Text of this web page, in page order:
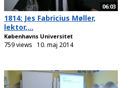
06:03
1814: Jes Fabricius Møller,
lektor,...
Københavns Universitet
759 views 10. maj 2014